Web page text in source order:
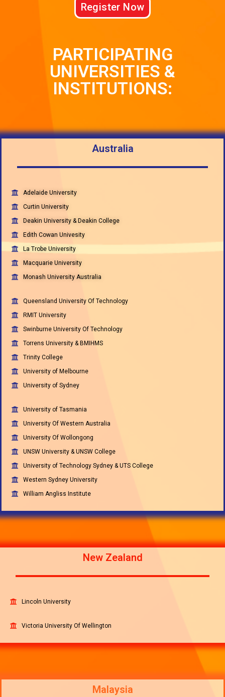
Register Now
PARTICIPATING
UNIVERSITIES &
INSTITUTIONS:
Australia
Adelaide University
Curtin University
Deakin University & Deakin College
Edith Cowan Univesity
La Trobe University
Macquarie University
Monash University Australia
Queensland University Of Technology
RMIT University
Swinburne University Of Technology
Torrens University & BMIHMS
Trinity College
University of Melbourne
University of Sydney
University of Tasmania
University Of Western Australia
University Of Wollongong
UNSW University & UNSW College
University of Technology Sydney & UTS College
Western Sydney University
William Angliss Institute
New Zealand
Lincoln University
Victoria University Of Wellington
Malaysia